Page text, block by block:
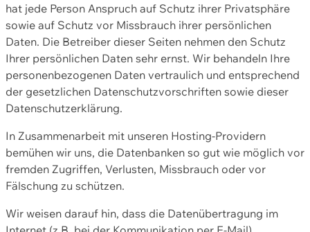
hat jede Person Anspruch auf Schutz ihrer Privatsphäre
sowie auf Schutz vor Missbrauch ihrer persönlichen
Daten. Die Betreiber dieser Seiten nehmen den Schutz
Ihrer persönlichen Daten sehr ernst. Wir behandeln Ihre
personenbezogenen Daten vertraulich und entsprechend
der gesetzlichen Datenschutzvorschriften sowie dieser
Datenschutzerklärung.
In Zusammenarbeit mit unseren Hosting-Providern
bemühen wir uns, die Datenbanken so gut wie möglich vor
fremden Zugriffen, Verlusten, Missbrauch oder vor
Fälschung zu schützen.
Wir weisen darauf hin, dass die Datenübertragung im